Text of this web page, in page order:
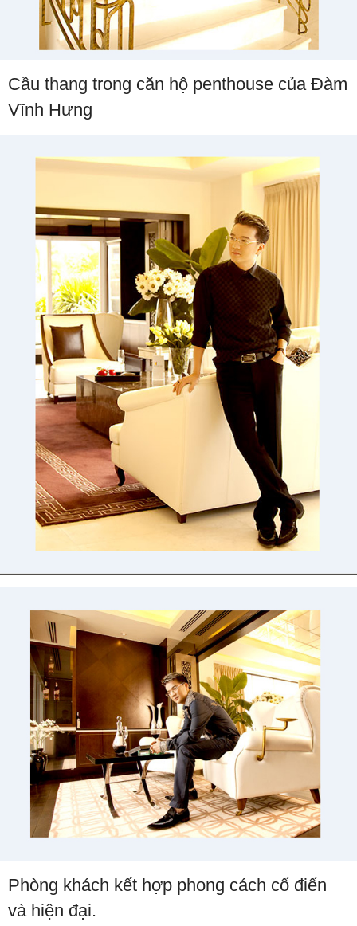
Cầu thang trong căn hộ penthouse của Đàm
Vĩnh Hưng
Phòng khách kết hợp phong cách cổ điển
và hiện đại.